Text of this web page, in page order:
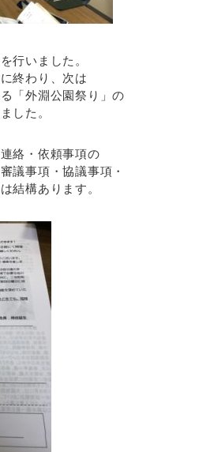
行いました。
終わり、次は
「外淵公園祭り」の
した。
絡・依頼事項の
議事項・協議事項・
結構あります。